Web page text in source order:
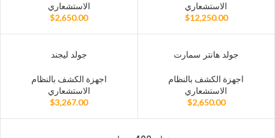
الاستشعاري
$12,250.00
الاستشعاري
$2,650.00
جولد هانتر سمارت
اجهزة الكشف بالنظام
الاستشعاري
$2,650.00
جولد ليجند
اجهزة الكشف بالنظام
الاستشعاري
$3,267.00